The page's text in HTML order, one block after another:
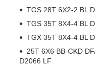
TGS 28T 6X2-2 BL
TGS 35T 8X4-4 BL
TGX 35T 8X4-4 BL
25T 6X6 BB-CKD
D2066 LF